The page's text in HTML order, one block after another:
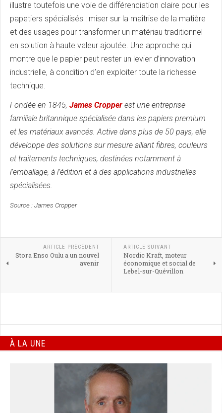
illustre toutefois une voie de différenciation claire pour les
papetiers spécialisés : miser sur la maîtrise de la matière
et des usages pour transformer un matériau traditionnel
en solution à haute valeur ajoutée. Une approche qui
montre que le papier peut rester un levier d’innovation
industrielle, à condition d’en exploiter toute la richesse
technique.
Fondée en 1845, James Cropper est une entreprise
familiale britannique spécialisée dans les papiers premium
et les matériaux avancés. Active dans plus de 50 pays, elle
développe des solutions sur mesure alliant fibres, couleurs
et traitements techniques, destinées notamment à
l’emballage, à l’édition et à des applications industrielles
spécialisées.
Source : James Cropper
ARTICLE PRÉCÉDENT
Stora Enso Oulu a un nouvel
avenir
ARTICLE SUIVANT
Nordic Kraft, moteur
économique et social de
Lebel-sur-Quévillon
À LA UNE